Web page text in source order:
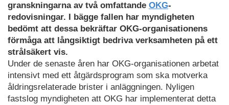
granskningarna av två omfattande OKG-
redovisningar. I bägge fallen har myndigheten
bedömt att dessa bekräftar OKG-organisationens
förmåga att långsiktigt bedriva verksamheten på ett
strålsäkert vis.
Under de senaste åren har OKG-organisationen arbetat
intensivt med ett åtgärdsprogram som ska motverka
åldringsrelaterade brister i anläggningen. Nyligen
fastslog myndigheten att OKG har implementerat detta